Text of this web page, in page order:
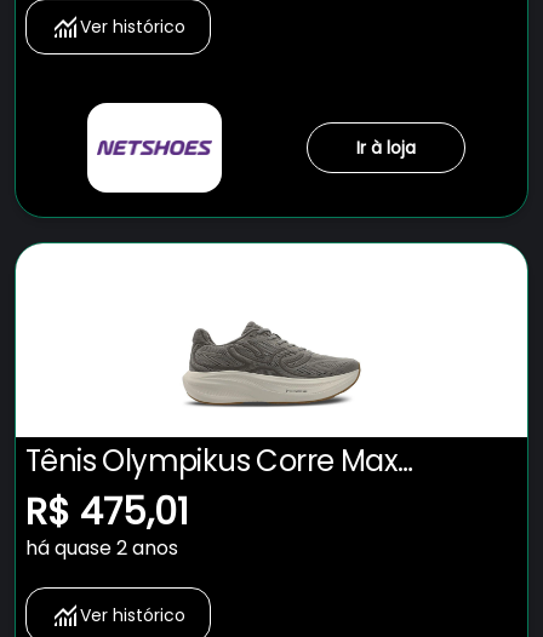
Ver histórico
Ir à loja
Tênis Olympikus Corre Max
Masculino
R$ 475,01
há quase 2 anos
Ver histórico